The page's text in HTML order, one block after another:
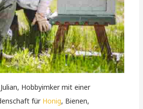
Hobbyimker mit einer
für Honig, Bienen,